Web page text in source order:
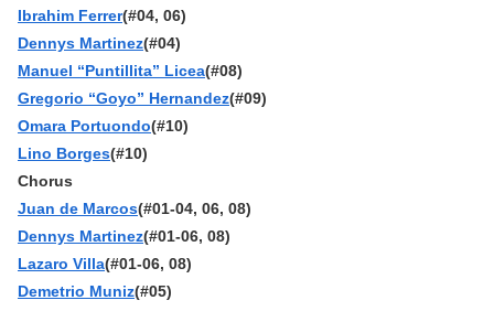
Ibrahim Ferrer(#04, 06)
Dennys Martinez(#04)
Manuel “Puntillita” Licea(#08)
Gregorio “Goyo” Hernandez(#09)
Omara Portuondo(#10)
Lino Borges(#10)
Chorus
Juan de Marcos(#01-04, 06, 08)
Dennys Martinez(#01-06, 08)
Lazaro Villa(#01-06, 08)
Demetrio Muniz(#05)